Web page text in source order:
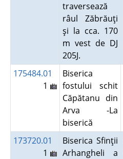
traversează
râul Zăbrăuţi
şi la cca. 170
m vest de DJ
205J.
175484.01
1
Biserica
fostului schit
Căpătanu din
Arva -La
biserică
173720.01
1
Biserica Sfinţii
Arhangheli a